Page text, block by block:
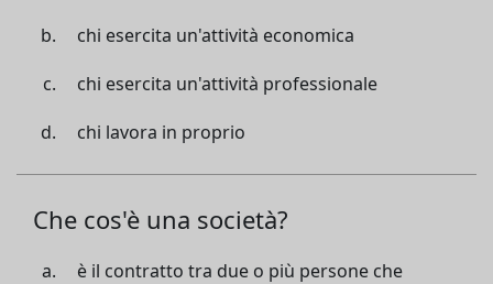
chi esercita un'attività economica
chi esercita un'attività professionale
chi lavora in proprio
Che cos'è una società?
è il contratto tra due o più persone che